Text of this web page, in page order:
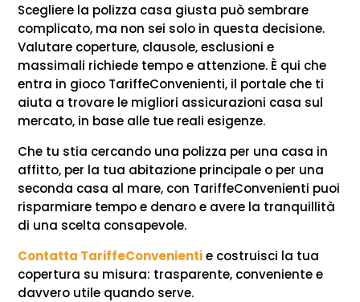
Scegliere la polizza casa giusta può sembrare
complicato, ma non sei solo in questa decisione.
Valutare coperture, clausole, esclusioni e
massimali richiede tempo e attenzione. È qui che
entra in gioco TariffeConvenienti, il portale che ti
aiuta a trovare le migliori assicurazioni casa sul
mercato, in base alle tue reali esigenze.
Che tu stia cercando una polizza per una casa in
affitto, per la tua abitazione principale o per una
seconda casa al mare, con TariffeConvenienti puoi
risparmiare tempo e denaro e avere la tranquillità
di una scelta consapevole.
Contatta TariffeConvenientie costruisci la tua
copertura su misura: trasparente, conveniente e
davvero utile quando serve.